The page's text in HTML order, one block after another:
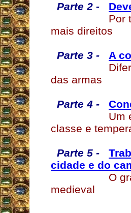
Parte 2 -
Por
mais direitos
Parte 3 -
A
das armas
Parte 4 -
Um
classe e
Parte 5 -
cidade e do
O
medieval